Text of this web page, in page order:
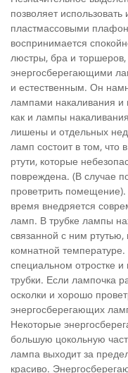
позволяет использовать
пластмассовыми
воспринимается
люстры, бра и
энергосберегающими
и естественным. Он
лампами накаливания и
как и лампы
лишены и отдельных
ламп состоит в том, что
ртути, которые
повреждена. (В случае
проветрить
время внедряется
ламп. В трубке лампы
связанной с ним
комнатной
специальном отростке
трубки. Если лампочка
осколки и хорошо
энергосберегающих
Некоторые
большую цокольную
лампа выходит за
красиво.